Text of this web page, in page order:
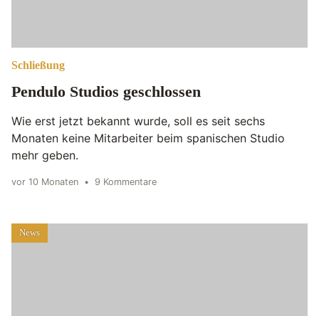
Schließung
Pendulo Studios geschlossen
Wie erst jetzt bekannt wurde, soll es seit sechs
Monaten keine Mitarbeiter beim spanischen Studio
mehr geben.
vor 10 Monaten • 9 Kommentare
News